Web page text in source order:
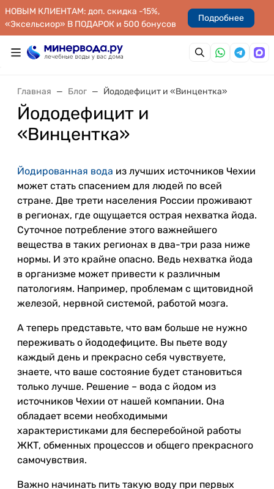
НОВЫМ КЛИЕНТАМ: доп. скидка -15%,
«Эксельсиор» В ПОДАРОК и 500 бонусов
Подробнее
Главная Блог Йододефицит и «Винцентка»
Йододефицит и
«Винцентка»
Йодированная вода из лучших источников Чехии
может стать спасением для людей по всей
стране. Две трети населения России проживают
в регионах, где ощущается острая нехватка йода.
Суточное потребление этого важнейшего
вещества в таких регионах в два-три раза ниже
нормы. И это крайне опасно. Ведь нехватка йода
в организме может привести к различным
патологиям. Например, проблемам с щитовидной
железой, нервной системой, работой мозга.
А теперь представьте, что вам больше не нужно
переживать о йододефиците. Вы пьете воду
каждый день и прекрасно себя чувствуете,
знаете, что ваше состояние будет становиться
только лучше. Решение – вода с йодом из
источников Чехии от нашей компании. Она
обладает всеми необходимыми
характеристиками для бесперебойной работы
ЖКТ, обменных процессов и общего прекрасного
самочувствия.
Важно начинать пить такую воду при первых